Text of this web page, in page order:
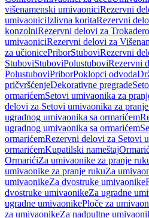
višenamenski umivaoniciRezervni
umivaoniciIzlivna koritaRezervni
konzolniRezervni delovi za
umivaoniciRezervni delovi za
za učionicePriborStuboviRezervni
StuboviStuboviPolustuboviRezervni
PolustuboviPriborPoklopci odvoda
pričvršćenjeDekorativne pregrade
ormarićemSetovi umivaonika za
delovi za Setovi umivaonika za
ugradnog umivaonika sa ormarićem
ugradnog umivaonika sa ormarićem
ormarićemRezervni delovi za Setovi
ormarićemKupatilski nameštaj
OrmarićiZa umivaonike za pranje
umivaonike za pranje rukuZa
umivaonikeZa dvostruke umivaonike
dvostruke umivaonikeZa ugradne
ugradne umivaonikePloče za
za umivaonikeZa nadpultne